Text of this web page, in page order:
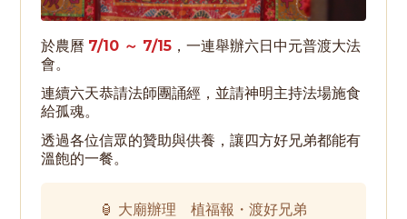
於農曆 7/10 ～ 7/15 ，一連舉辦六日中元普渡大法
會。
連續六天恭請法師團誦經，並請神明主持法場施食
給孤魂。
透過各位信眾的贊助與供養，讓四方好兄弟都能有
溫飽的一餐。
🏮 大廟辦理 植福報・渡好兄弟